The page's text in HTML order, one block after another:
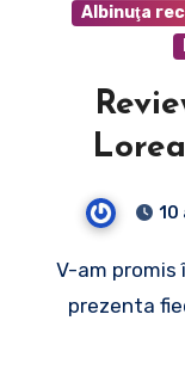
Albinuţa
10
V-am promis într-un articol anterior că vă voi
prezenta